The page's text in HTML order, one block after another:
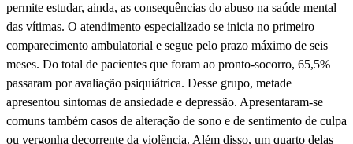
permite estudar, ainda, as consequências do abuso na saúde mental
das vítimas. O atendimento especializado se inicia no primeiro
comparecimento ambulatorial e segue pelo prazo máximo de seis
meses. Do total de pacientes que foram ao pronto-socorro, 65,5%
passaram por avaliação psiquiátrica. Desse grupo, metade
apresentou sintomas de ansiedade e depressão. Apresentaram-se
comuns também casos de alteração de sono e de sentimento de culpa
ou vergonha decorrente da violência. Além disso, um quarto delas